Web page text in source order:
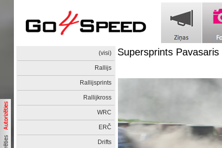
(visi)
Rallijs
Rallijsprints
Rallijkross
WRC
ERČ
Drifts
Supersprints